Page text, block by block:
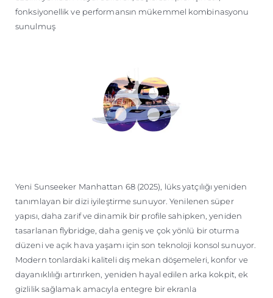
fonksiyonellik ve performansın mükemmel kombinasyonu
sunulmuş
Yeni Sunseeker Manhattan 68 (2025), lüks yatçılığı yeniden
tanımlayan bir dizi iyileştirme sunuyor. Yenilenen süper
yapısı, daha zarif ve dinamik bir profile sahipken, yeniden
tasarlanan flybridge, daha geniş ve çok yönlü bir oturma
düzeni ve açık hava yaşamı için son teknoloji konsol sunuyor.
Modern tonlardaki kaliteli dış mekan döşemeleri, konfor ve
dayanıklılığı artırırken, yeniden hayal edilen arka kokpit, ek
gizlilik sağlamak amacıyla entegre bir ekranla